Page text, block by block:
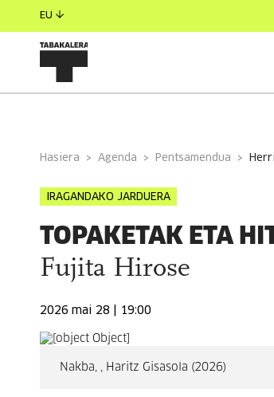
EU
Hasiera Agenda Pentsamendua
IRAGANDAKO JARDUERA
TOPAKETAK ETA
Fujita Hirose
2026 mai 28 | 19:00
Nakba, , Haritz Gisasola (2026)